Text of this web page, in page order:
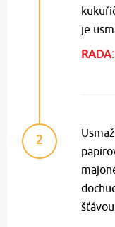
je
RADA:
2
šťávou.